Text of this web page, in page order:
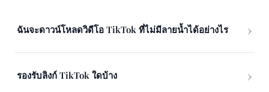
ฉันจะดาวน์โหลดวิดีโอ TikTok ที่ไม่มีลายน้ำได้อย่างไร
รองรับลิงก์ TikTok ใดบ้าง